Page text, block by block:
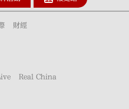
財經
Real China